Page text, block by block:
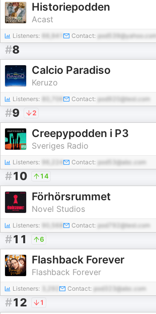
Historiepodden
Acast
Listeners: 66,941 Contact: pod539@yahoo.com
#8
Calcio Paradiso
Keruzo
Listeners: Contact: pod920@test.com
#9 2
Creepypodden i P3
Sveriges Radio
Listeners: Contact: pod53@abc.com
#10 14
Förhörsrummet
Novel Studios
Listeners: Contact: pod792@test.com
#11 6
Flashback Forever
Flashback Forever
Listeners: Contact: pod323@abc.com
#12 1